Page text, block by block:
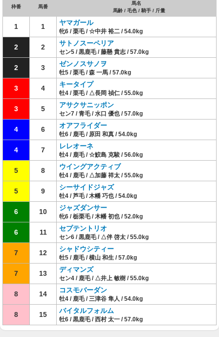
枠番 馬番
馬名
馬齢 / 毛色 / 騎手 / 斤量
1 1 ヤマガール
牝6 / 栗毛 / ☆中井 裕二 / 54.0kg
2 2 サトノスーペリア
セン5 / 黒鹿毛 / 藤懸 貴志 / 57.0kg
2 3 ゼンノスサノヲ
牡5 / 栗毛 / 森 一馬 / 57.0kg
3 4 キータイプ
牡4 / 栗毛 / △長岡 禎仁 / 55.0kg
3 5 アサクサニッポン
セン7 / 青毛 / 水口 優也 / 57.0kg
4 6 オアフライダー
牡6 / 鹿毛 / 原田 和真 / 54.0kg
4 7 レレオーネ
牡4 / 鹿毛 / ☆鮫島 克駿 / 56.0kg
5 8 ウイングアクティブ
牡4 / 鹿毛 / △加藤 祥太 / 55.0kg
5 9 シーサイドジャズ
牡4 / 芦毛 / 木幡 巧也 / 54.0kg
6 10 ジャズダンサー
牝6 / 栃栗毛 / 木幡 初也 / 52.0kg
6 11 セプテントリオ
セン6 / 黒鹿毛 / △伴 啓太 / 55.0kg
7 12 シャドウシティー
牡5 / 鹿毛 / 横山 和生 / 57.0kg
7 13 ディマンズ
セン4 / 鹿毛 / △井上 敏樹 / 55.0kg
8 14 コスモバーダン
牡4 / 鹿毛 / 三津谷 隼人 / 54.0kg
8 15 バイタルフォルム
牡6 / 黒鹿毛 / 西村 太一 / 57.0kg